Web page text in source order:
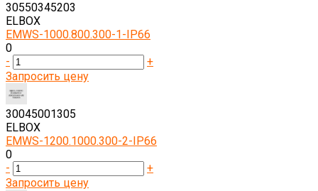
30550345203
ELBOX
EMWS-1000.800.300-1-IP66
0
-
+
Запросить цену
30045001305
ELBOX
EMWS-1200.1000.300-2-IP66
0
-
+
Запросить цену